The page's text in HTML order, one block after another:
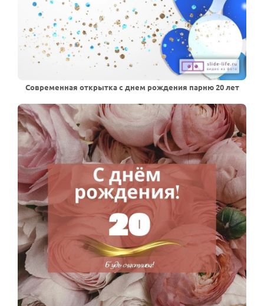
Современная открытка с днем рождения парню 20 лет